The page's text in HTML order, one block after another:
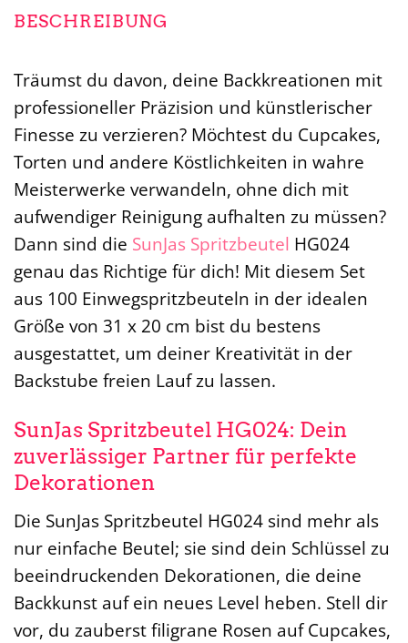
BESCHREIBUNG
Träumst du davon, deine Backkreationen mit
professioneller Präzision und künstlerischer
Finesse zu verzieren? Möchtest du Cupcakes,
Torten und andere Köstlichkeiten in wahre
Meisterwerke verwandeln, ohne dich mit
aufwendiger Reinigung aufhalten zu müssen?
Dann sind die SunJas Spritzbeutel HG024
genau das Richtige für dich! Mit diesem Set
aus 100 Einwegspritzbeuteln in der idealen
Größe von 31 x 20 cm bist du bestens
ausgestattet, um deiner Kreativität in der
Backstube freien Lauf zu lassen.
SunJas Spritzbeutel HG024: Dein
zuverlässiger Partner für perfekte
Dekorationen
Die SunJas Spritzbeutel HG024 sind mehr als
nur einfache Beutel; sie sind dein Schlüssel zu
beeindruckenden Dekorationen, die deine
Backkunst auf ein neues Level heben. Stell dir
vor, du zauberst filigrane Rosen auf Cupcakes,